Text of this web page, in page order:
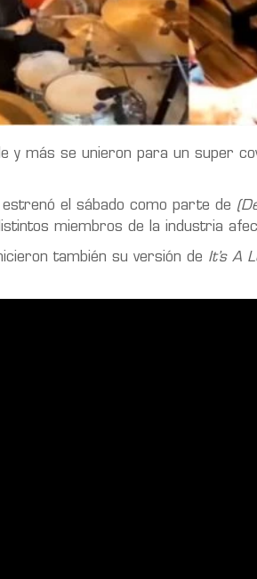
y más se unieron para un super
el sábado como parte de
miembros de la industria
también su versión de It’s A